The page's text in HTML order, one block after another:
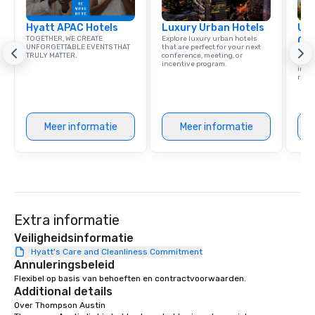
Hyatt APAC Hotels
TOGETHER, WE CREATE
UNFORGETTABLE EVENTS THAT
TRULY MATTER.
Meer informatie
Luxury Urban Hotels
Explore luxury urban hotels
that are perfect for your next
conference, meeting, or
incentive program.
Meer informatie
Find
Extra informatie
Veiligheidsinformatie
Hyatt's Care and Cleanliness Commitment
Annuleringsbeleid
Flexibel op basis van behoeften en contractvoorwaarden.
Additional details
Over Thompson Austin